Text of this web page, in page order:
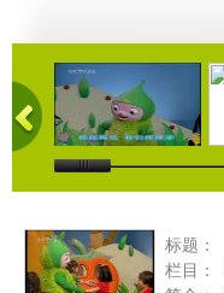
01:00
标题：
栏目：